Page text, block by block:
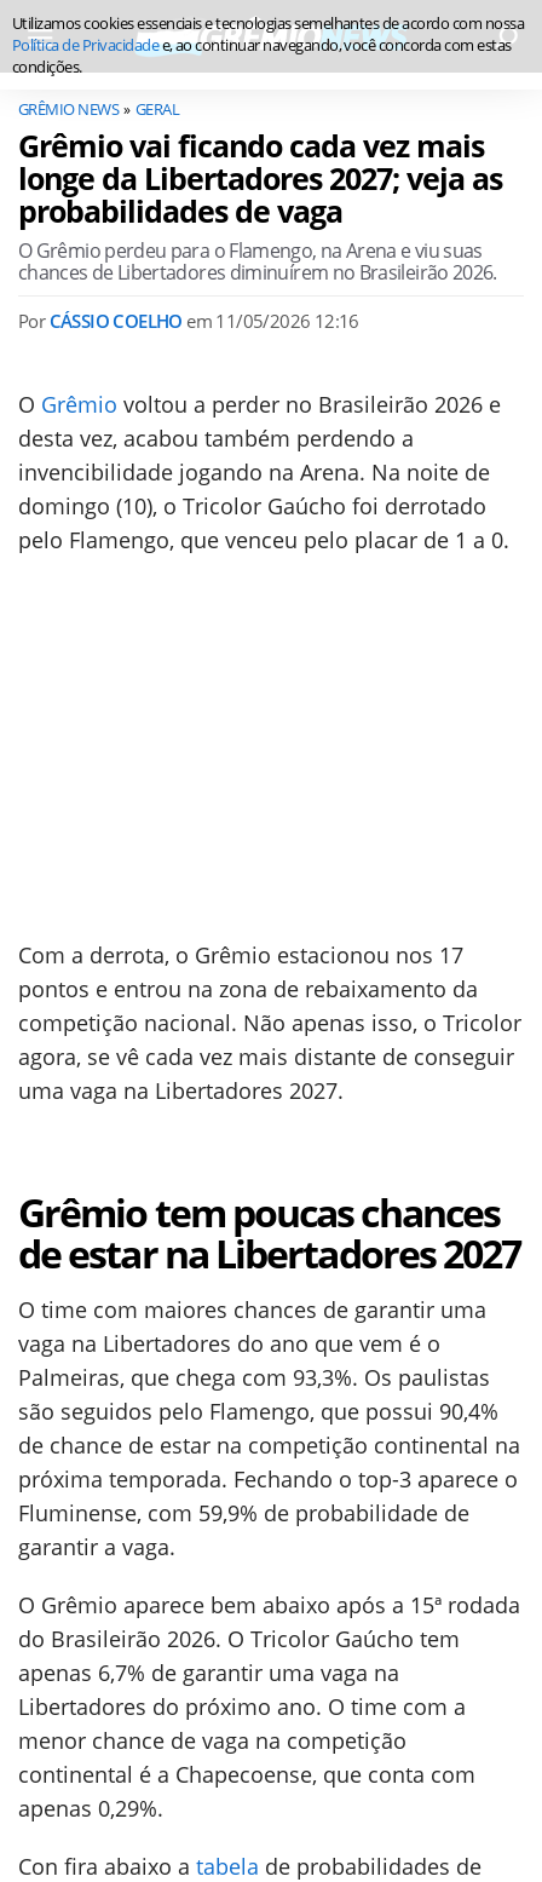
GRÊMIO NEWS GERAL
Grêmio vai ficando cada vez mais
longe da Libertadores 2027; veja as
probabilidades de vaga
O Grêmio perdeu para o Flamengo, na Arena e viu suas
chances de Libertadores diminuírem no Brasileirão 2026.
Por CÁSSIO COELHO em 11/05/2026 12:16
O Grêmio voltou a perder no Brasileirão 2026 e
desta vez, acabou também perdendo a
invencibilidade jogando na Arena. Na noite de
domingo (10), o Tricolor Gaúcho foi derrotado
pelo Flamengo, que venceu pelo placar de 1 a 0.
Com a derrota, o Grêmio estacionou nos 17
pontos e entrou na zona de rebaixamento da
competição nacional. Não apenas isso, o Tricolor
agora, se vê cada vez mais distante de conseguir
uma vaga na Libertadores 2027.
Grêmio tem poucas chances
de estar na Libertadores 2027
O time com maiores chances de garantir uma
vaga na Libertadores do ano que vem é o
Palmeiras, que chega com 93,3%. Os paulistas
são seguidos pelo Flamengo, que possui 90,4%
de chance de estar na competição continental na
próxima temporada. Fechando o top-3 aparece o
Fluminense, com 59,9% de probabilidade de
garantir a vaga.
O Grêmio aparece bem abaixo após a 15ª rodada
do Brasileirão 2026. O Tricolor Gaúcho tem
apenas 6,7% de garantir uma vaga na
Libertadores do próximo ano. O time com a
menor chance de vaga na competição
continental é a Chapecoense, que conta com
apenas 0,29%.
Con fira abaixo a tabela de probabilidades de
Utilizamos cookies essenciais e tecnologias semelhantes de acordo com nossa
Política de Privacidadee, ao continuar navegando, você concorda com estas
condições.